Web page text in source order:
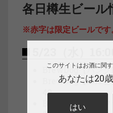
各日樽生ビール
※赤字は限定ビールです
BrewDog【パン
BrewDog【エル
40
Ballast Point【
このサイトはお酒に関
あなたは20
はい